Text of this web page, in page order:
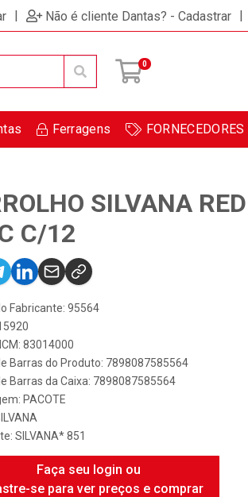
| Não é cliente Dantas? - Cadastrar |
0
Ferragens FORNECEDORES
SILVANA
C/12
Fabricante: 95564
83014000
Barras do Produto: 7898087585564
Barras da Caixa: 7898087585564
PACOTE
SILVANA* 851
Faça seu login ou
se para ver preços e comprar